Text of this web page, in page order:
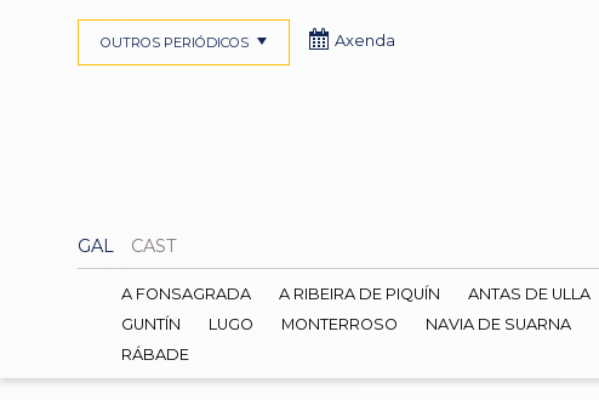
GAL CAST
OUTROS PERIÓDICOS Axenda
A FONSAGRADA A RIBEIRA DE PIQUÍN ANTAS DE ULLA
GUNTÍN
LUGO MONTERROSO NAVIA DE SUARNA
RÁBADE